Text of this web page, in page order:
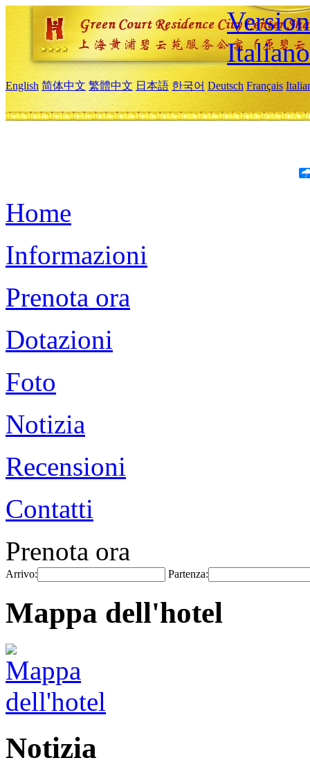
Italiano
English 简体中文 繁體中文 日本語 한국어 Deutsch Français
Home
Informazioni
Prenota ora
Dotazioni
Foto
Notizia
Recensioni
Contatti
Prenota ora
Arrivo: Partenza:
Mappa dell'hotel
Notizia